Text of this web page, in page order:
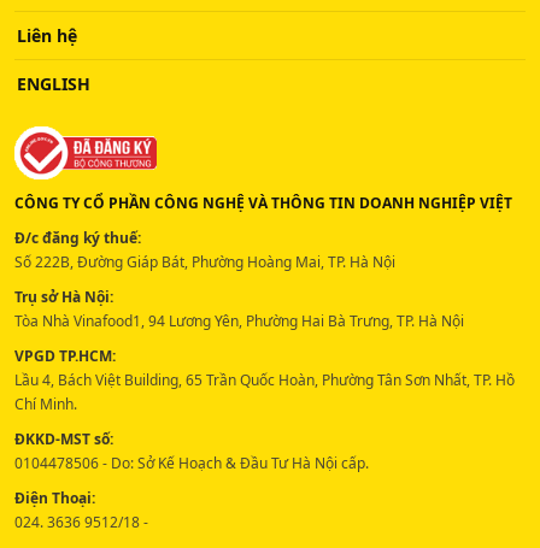
Liên hệ
ENGLISH
CÔNG TY CỔ PHẦN CÔNG NGHỆ VÀ THÔNG TIN DOANH NGHIỆP VIỆT
Đ/c đăng ký thuế:
Số 222B, Đường Giáp Bát, Phường Hoàng Mai, TP. Hà Nội
Trụ sở Hà Nội:
Tòa Nhà Vinafood1, 94 Lương Yên, Phường Hai Bà Trưng, TP. Hà Nội
VPGD TP.HCM:
Lầu 4, Bách Việt Building, 65 Trần Quốc Hoàn, Phường Tân Sơn Nhất, TP. Hồ
Chí Minh.
ĐKKD-MST số:
0104478506 - Do: Sở Kế Hoạch & Đầu Tư Hà Nội cấp.
Điện Thoại:
024. 3636 9512/18 -